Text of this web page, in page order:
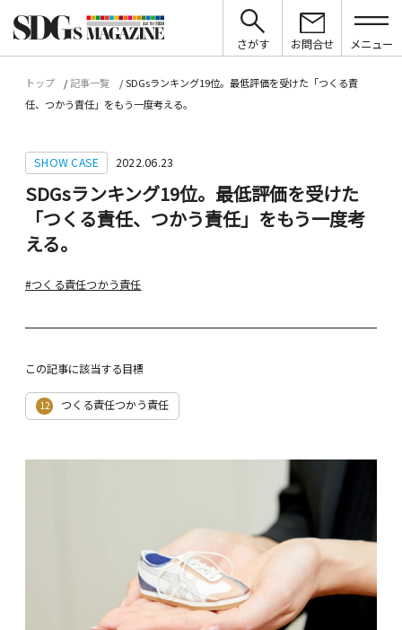
さがす お問合せ メニュー
トップ 記事一覧
SDGsランキング19位。最低評価を受けた「つくる責
任、つかう責任」をもう一度考える。
SHOW CASE 2022.06.23
SDGsランキング19位。最低評価を受けた
「つくる責任、つかう責任」をもう一度考
える。
#つくる責任つかう責任
この記事に該当する目標
12 つくる責任つかう責任